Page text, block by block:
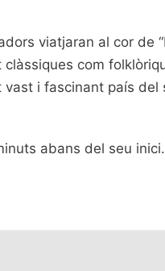
viatjaran al cor de
com
i fascinant país del
abans del seu inici.